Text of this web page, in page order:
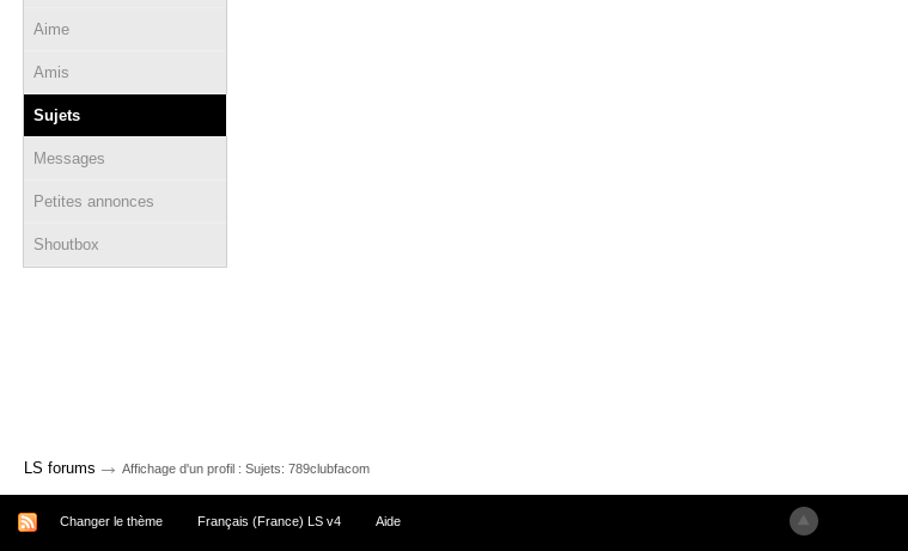
Aime
Amis
Sujets
Messages
Petites annonces
Shoutbox
LS forums → Affichage d'un profil : Sujets: 789clubfacom
Changer le thème Français (France) LS v4 Aide